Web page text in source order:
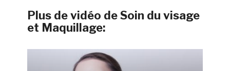
Plus de vidéo de Soin du visage
et Maquillage: